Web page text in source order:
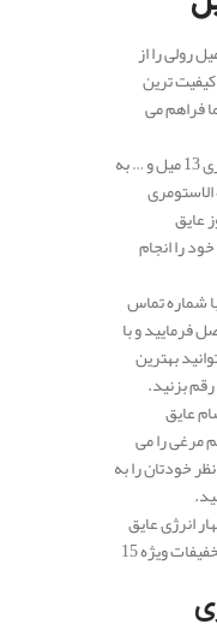
قیمت عایق الاستومری 13 میل رولی را از
ترین
شما فراهم می
جهت استعلام قیمت عایق الاستومری 13 میل و … به
عایق
خود را انجام
شماره تماس
و با
بهترین
بزنید.
عایق
مرغی را می
خودتان را به
انرژی عایق
الاستومری کافلکس و پافلکس با تخفیفات ویژه 15